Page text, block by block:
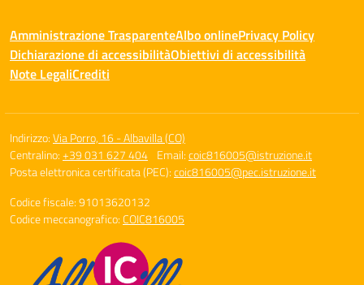
Amministrazione TrasparenteAlbo onlinePrivacy Policy
Dichiarazione di accessibilitàObiettivi di accessibilità
Note LegaliCrediti
Indirizzo:Via Porro, 16 - Albavilla (CO)
Centralino:+39 031 627 404 Email:coic816005@istruzione.it
Posta elettronica certificata (PEC):coic816005@pec.istruzione.it
Codice fiscale: 91013620132
Codice meccanografico:COIC816005